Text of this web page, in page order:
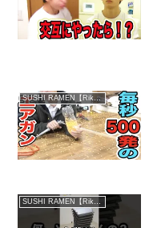
SUSHI RAMEN【Riku】
SUSHI RAMEN【Riku】